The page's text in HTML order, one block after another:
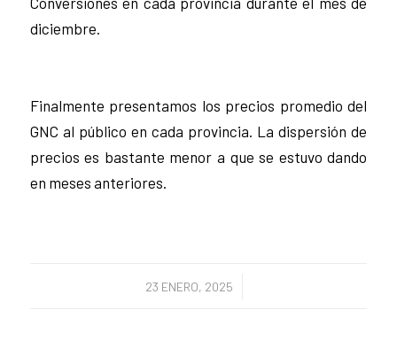
diciembre.
Finalmente presentamos los precios promedio del
GNC al público en cada provincia. La dispersión de
precios es bastante menor a que se estuvo dando
en meses anteriores.
23 ENERO, 2025
/